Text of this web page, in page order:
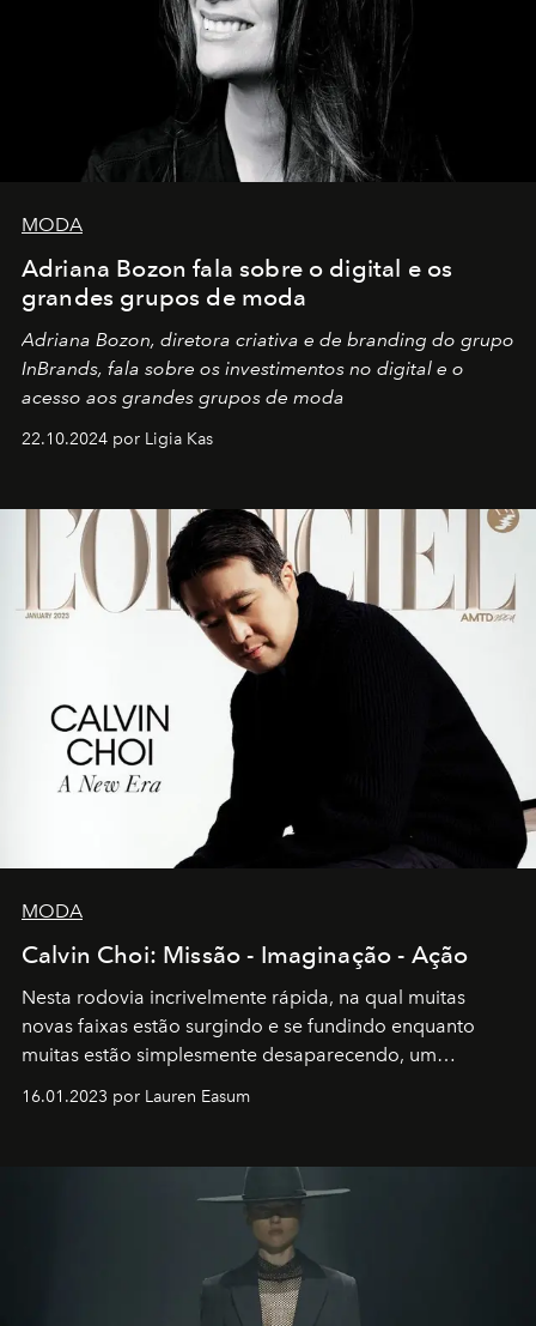
MODA
Adriana Bozon fala sobre o digital e os
grandes grupos de moda
Adriana Bozon, diretora criativa e de branding do grupo
InBrands, fala sobre os investimentos no digital e o
acesso aos grandes grupos de moda
22.10.2024 por Ligia Kas
MODA
Calvin Choi: Missão - Imaginação - Ação
Nesta rodovia incrivelmente rápida, na qual muitas
novas faixas estão surgindo e se fundindo enquanto
muitas estão simplesmente desaparecendo, um
transportador AMTD abrindo caminho para muitos
por propósitos, com um claro senso de missão na vida e
16.01.2023 por Lauren Easum